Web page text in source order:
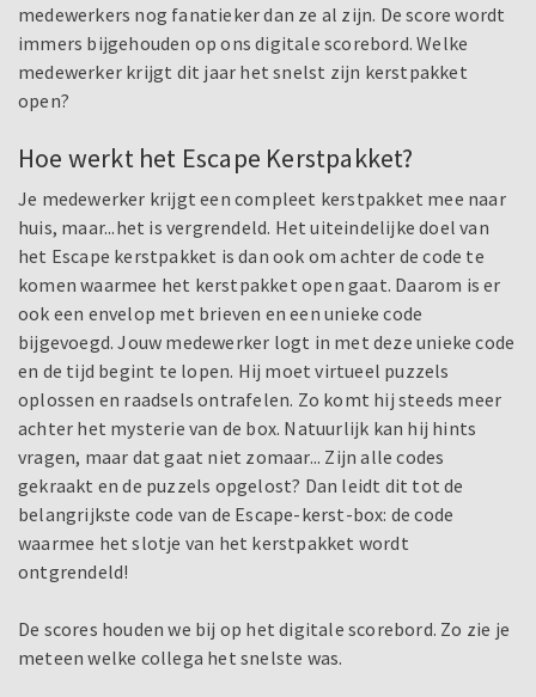
medewerkers nog fanatieker dan ze al zijn. De score wordt
immers bijgehouden op ons digitale scorebord. Welke
medewerker krijgt dit jaar het snelst zijn kerstpakket
open?
Hoe werkt het Escape Kerstpakket?
Je medewerker krijgt een compleet kerstpakket mee naar
huis, maar...het is vergrendeld. Het uiteindelijke doel van
het Escape kerstpakket is dan ook om achter de code te
komen waarmee het kerstpakket open gaat. Daarom is er
ook een envelop met brieven en een unieke code
bijgevoegd. Jouw medewerker logt in met deze unieke code
en de tijd begint te lopen. Hij moet virtueel puzzels
oplossen en raadsels ontrafelen. Zo komt hij steeds meer
achter het mysterie van de box. Natuurlijk kan hij hints
vragen, maar dat gaat niet zomaar... Zijn alle codes
gekraakt en de puzzels opgelost? Dan leidt dit tot de
belangrijkste code van de Escape-kerst-box: de code
waarmee het slotje van het kerstpakket wordt
ontgrendeld!
De scores houden we bij op het digitale scorebord. Zo zie je
meteen welke collega het snelste was.